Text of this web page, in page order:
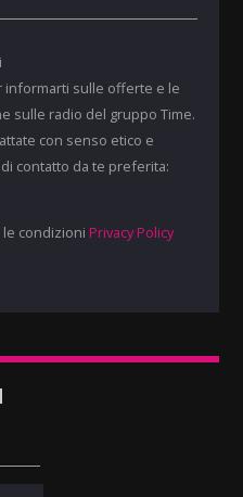
informarti sulle offerte e le
sulle radio del gruppo Time.
con senso etico e
contatto da te preferita:
condizioni Privacy Policy